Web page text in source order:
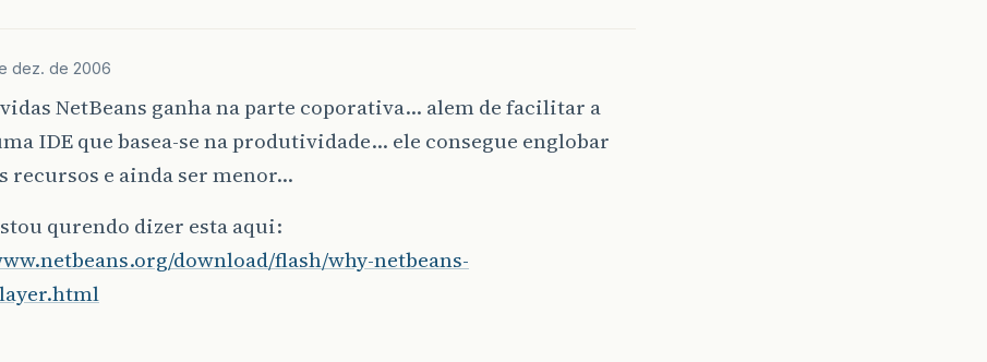
dez. de 2006
NetBeans ganha na parte coporativa… alem de facilitar a
IDE que basea-se na produtividade… ele consegue englobar
recursos e ainda ser menor…
qurendo dizer esta aqui:
download/flash/why-netbeans-